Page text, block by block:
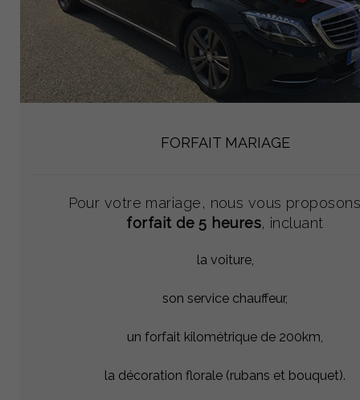
FORFAIT MARIAGE
Pour votre mariage, nous vous
forfait de 5 heures, incluant
la voiture,
son service chauffeur,
un forfait kilométrique de 200km,
la décoration florale (rubans et bouquet).